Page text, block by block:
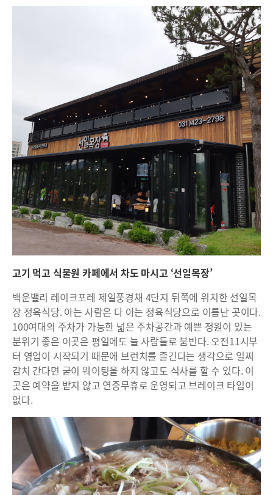
고기 먹고 식물원 카페에서 차도 마시고 ‘선일목장’
백운밸리 레이크포레 제일풍경채 4단지 뒤쪽에 위치한 선일목
장 정육식당. 아는 사람은 다 아는 정육식당으로 이름난 곳이다.
100여대의 주차가 가능한 넓은 주차공간과 예쁜 정원이 있는
분위기 좋은 이곳은 평일에도 늘 사람들로 붐빈다. 오전11시부
터 영업이 시작되기 때문에 브런치를 즐긴다는 생각으로 일찌
감치 간다면 굳이 웨이팅을 하지 않고도 식사를 할 수 있다. 이
곳은 예약을 받지 않고 연중무휴로 운영되고 브레이크 타임이
없다.